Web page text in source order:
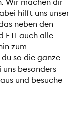
hilft uns unser
neben den
FTI auch alle
zum
so die ganze
besonders
und besuche